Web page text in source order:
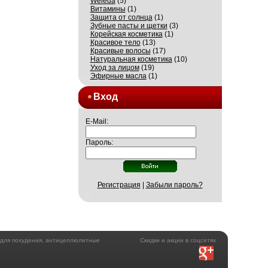
Витамины (1)
Защита от солнца(1)
Зубные пасты и щетки (3)
Корейская косметика(1)
Красивое тело(13)
Красивые волосы (17)
Натуральная косметика(10)
Уход за лицом(19)
Эфирные масла(1)
Вход
E-Mail:
Пароль:
Регистрация Забыли пароль?
Скидки и акции в соцсетях
похудения, антицеллюлитные